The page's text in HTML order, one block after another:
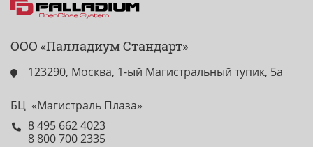
ООО «Палладиум Стандарт»
123290, Москва, 1-ый Магистральный тупик, 5а
БЦ «Магистраль Плаза»
8 495 662 4023
8 800 700 2335